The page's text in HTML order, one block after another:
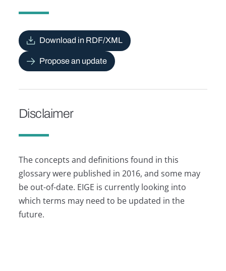
Download in RDF/XML
Propose an update
Disclaimer
The concepts and definitions found in this
glossary were published in 2016, and some may
be out-of-date. EIGE is currently looking into
which terms may need to be updated in the
future.